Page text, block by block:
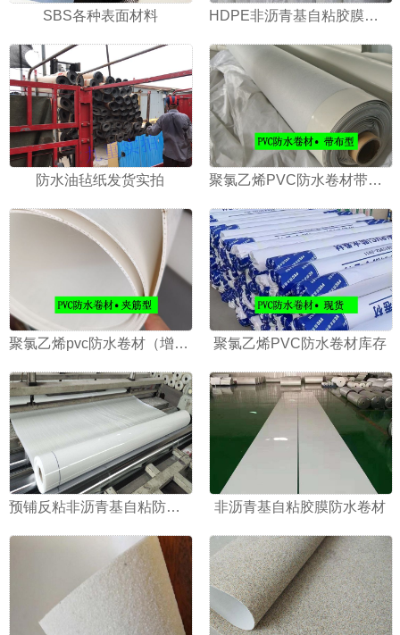
SBS各种表面材料 HDPE非沥青基自粘胶膜防水卷材
防水油毡纸发货实拍 聚氯乙烯PVC防水卷材带布型
聚氯乙烯pvc防水卷材（增强加筋） 聚氯乙烯PVC防水卷材库存
预铺反粘非沥青基自粘防水卷材 非沥青基自粘胶膜防水卷材